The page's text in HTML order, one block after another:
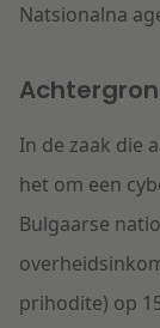
Natsionalna
In de zaak die
het om een
Bulgaarse
prihodite) op